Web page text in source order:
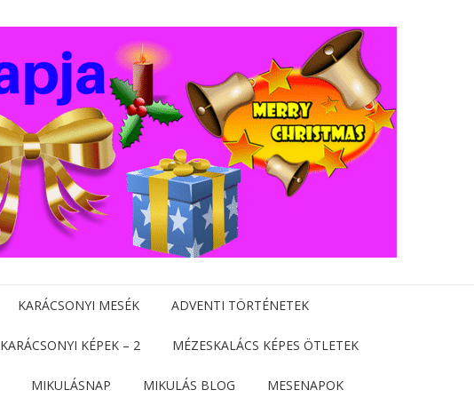
KARÁCSONYI MESÉK ADVENTI TÖRTÉNETEK
KARÁCSONYI KÉPEK – 2 MÉZESKALÁCS KÉPES ÖTLETEK
MIKULÁSNAP MIKULÁS BLOG MESENAPOK